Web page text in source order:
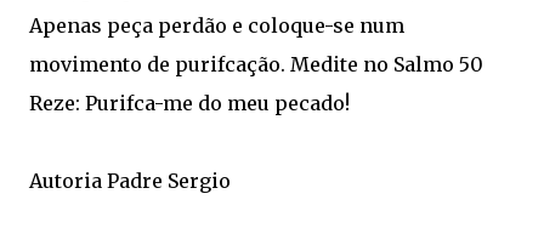
Apenas peça perdão e coloque-se num
movimento de purifcação. Medite no Salmo 50
Reze: Purifca-me do meu pecado!
Autoria Padre Sergio